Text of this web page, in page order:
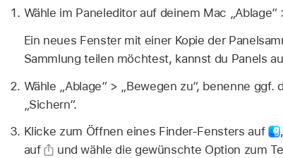
Wähle im Paneleditor auf deinem Mac „Ablage“
Ein neues Fenster mit einer Kopie der
Sammlung teilen möchtest, kannst du Panels
Wähle „Ablage“ > „Bewegen zu“, benenne
„Sichern“.
Klicke zum Öffnen eines Finder-Fensters auf
auf
und wähle die gewünschte Option zum